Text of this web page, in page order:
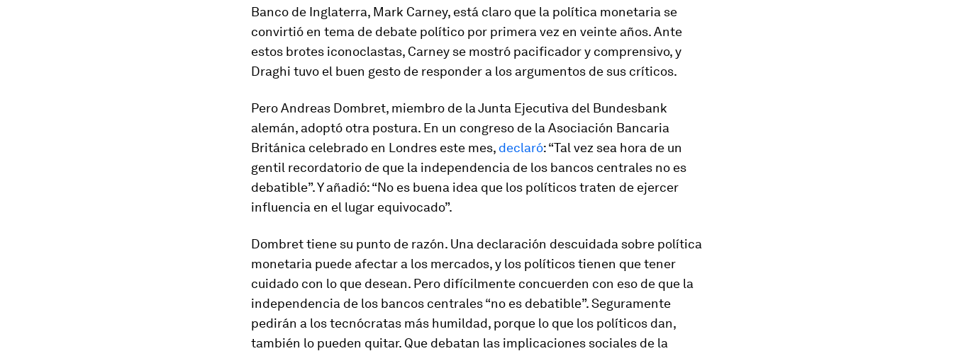
Banco de Inglaterra, Mark Carney, está claro que la política monetaria se
convirtió en tema de debate político por primera vez en veinte años. Ante
estos brotes iconoclastas, Carney se mostró pacificador y comprensivo, y
Draghi tuvo el buen gesto de responder a los argumentos de sus críticos.
Pero Andreas Dombret, miembro de la Junta Ejecutiva del Bundesbank
alemán, adoptó otra postura. En un congreso de la Asociación Bancaria
Británica celebrado en Londres este mes, declaró: “Tal vez sea hora de un
gentil recordatorio de que la independencia de los bancos centrales no es
debatible”. Y añadió: “No es buena idea que los políticos traten de ejercer
influencia en el lugar equivocado”.
Dombret tiene su punto de razón. Una declaración descuidada sobre política
monetaria puede afectar a los mercados, y los políticos tienen que tener
cuidado con lo que desean. Pero difícilmente concuerden con eso de que la
independencia de los bancos centrales “no es debatible”. Seguramente
pedirán a los tecnócratas más humildad, porque lo que los políticos dan,
también lo pueden quitar. Que debatan las implicaciones sociales de la